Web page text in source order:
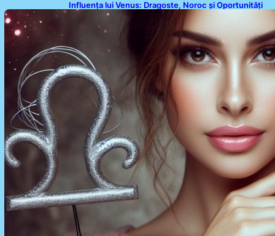
Influența lui Venus: Dragoste, Noroc și Oportunități
pentru Tauri și Balanțe în Weekendul 8-9 August